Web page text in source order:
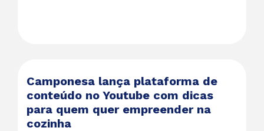
Camponesa lança plataforma de
conteúdo no Youtube com dicas
para quem quer empreender na
cozinha